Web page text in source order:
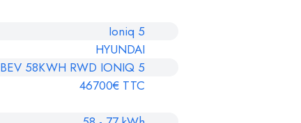
Ioniq 5
HYUNDAI
BEV 58KWH RWD IONIQ 5
46700€ TTC